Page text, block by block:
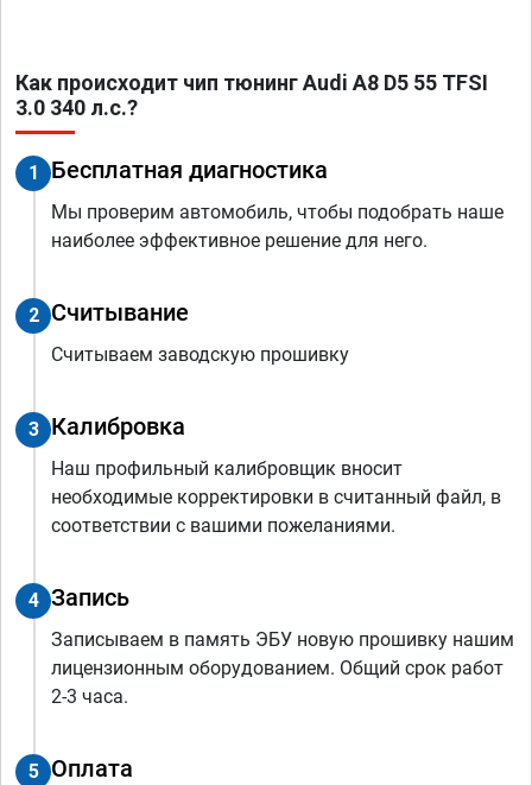
Как происходит чип тюнинг Audi A8 D5 55 TFSI
3.0 340 л.с.?
1 Бесплатная диагностика
Мы проверим автомобиль, чтобы подобрать наше
наиболее эффективное решение для него.
2 Считывание
Считываем заводскую прошивку
3 Калибровка
Наш профильный калибровщик вносит
необходимые корректировки в считанный файл, в
соответствии с вашими пожеланиями.
4 Запись
Записываем в память ЭБУ новую прошивку нашим
лицензионным оборудованием. Общий срок работ
2-3 часа.
5 Оплата